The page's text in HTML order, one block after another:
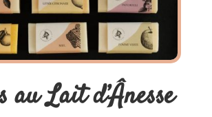
au Lait d’Ânesse